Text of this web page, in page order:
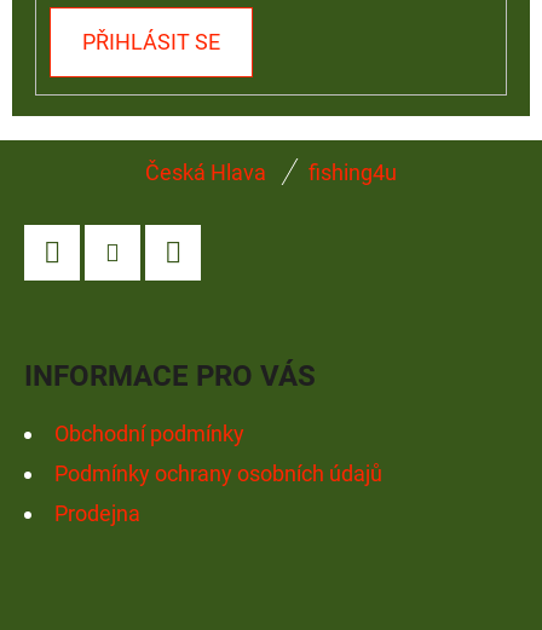
PŘIHLÁSIT SE
Česká Hlava fishing4u
INFORMACE PRO VÁS
Obchodní podmínky
Podmínky ochrany osobních údajů
Prodejna